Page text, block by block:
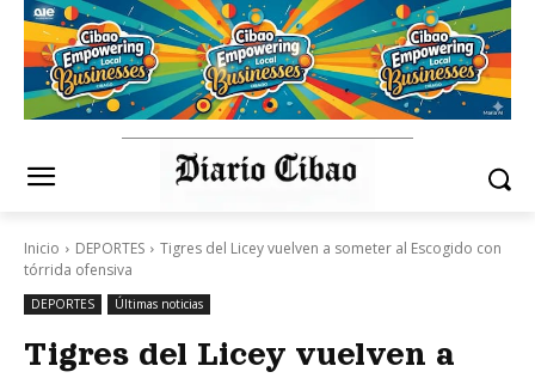
Inicio DEPORTES
Tigres del Licey vuelven a someter al Escogido con
tórrida ofensiva
DEPORTES Últimas noticias
Tigres del Licey vuelven a